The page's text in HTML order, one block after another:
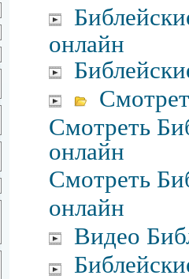
онлайн
Смотреть
онлайн
Смотреть
онлайн
Видео